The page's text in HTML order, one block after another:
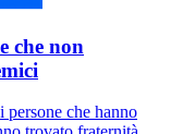
che non
che hanno